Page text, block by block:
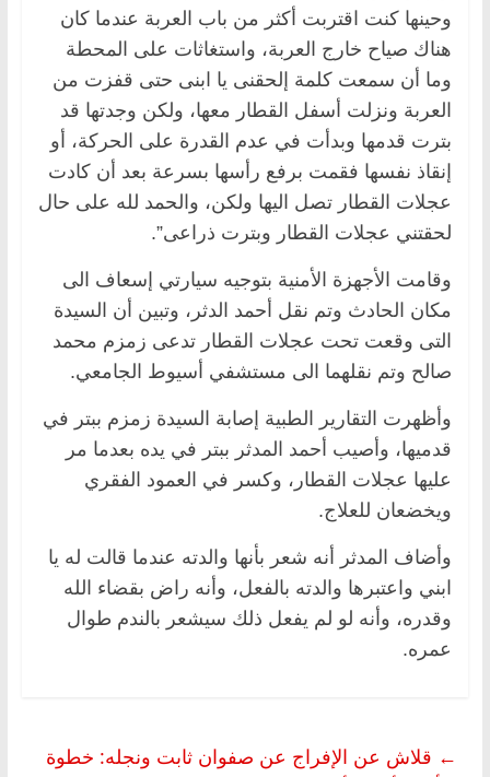
وحينها كنت اقتربت أكثر من باب العربة عندما كان
هناك صياح خارج العربة، واستغاثات على المحطة
وما أن سمعت كلمة إلحقنى يا ابنى حتى قفزت من
العربة ونزلت أسفل القطار معها، ولكن وجدتها قد
بترت قدمها وبدأت في عدم القدرة على الحركة، أو
إنقاذ نفسها فقمت برفع رأسها بسرعة بعد أن كادت
عجلات القطار تصل اليها ولكن، والحمد لله على حال
لحقتني عجلات القطار وبترت ذراعى”.
وقامت الأجهزة الأمنية بتوجيه سيارتي إسعاف الى
مكان الحادث وتم نقل أحمد الدثر، وتبين أن السيدة
التى وقعت تحت عجلات القطار تدعى زمزم محمد
صالح وتم نقلهما الى مستشفي أسيوط الجامعي.
وأظهرت التقارير الطبية إصابة السيدة زمزم ببتر في
قدميها، وأصيب أحمد المدثر ببتر في يده بعدما مر
عليها عجلات القطار، وكسر في العمود الفقري
ويخضعان للعلاج.
وأضاف المدثر أنه شعر بأنها والدته عندما قالت له يا
ابني واعتبرها والدته بالفعل، وأنه راض بقضاء الله
وقدره، وأنه لو لم يفعل ذلك سيشعر بالندم طوال
عمره.
← قلاش عن الإفراج عن صفوان ثابت ونجله: خطوة